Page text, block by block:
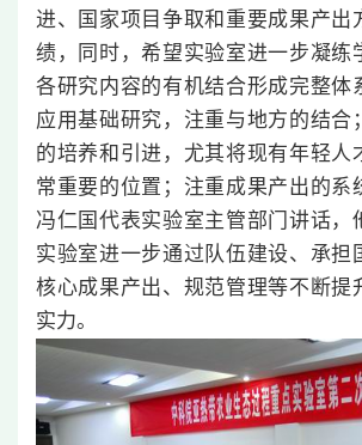
进、国家项目争取和重要成果产出
绩，同时，希望实验室进一步凝练
各研究内容的有机结合形成完整体
应用基础研究，注重与地方的结合
的培养和引进，尤其将现有年轻人
常重要的位置；注重成果产出的系
冯仁国代表实验室主管部门讲话，
实验室进一步通过队伍建设、承担
核心成果产出、规范管理等不断提
实力。